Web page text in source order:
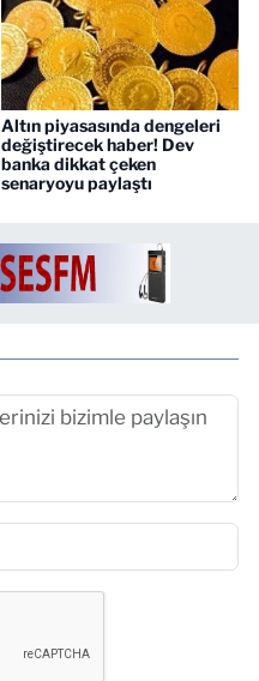
Altın piyasasında dengeleri
değiştirecek haber! Dev
banka dikkat çeken
senaryoyu paylaştı